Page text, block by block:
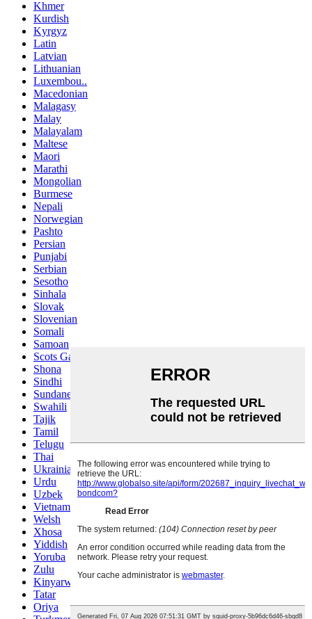
Khmer
Kurdish
Kyrgyz
Latin
Latvian
Lithuanian
Luxembou..
Macedonian
Malagasy
Malay
Malayalam
Maltese
Maori
Marathi
Mongolian
Burmese
Nepali
Norwegian
Pashto
Persian
Punjabi
Serbian
Sesotho
Sinhala
Slovak
Slovenian
Somali
Samoan
Scots Gaelic
Shona
Sindhi
Sundanese
Swahili
Tajik
Tamil
Telugu
Thai
Ukrainian
Urdu
Uzbek
Vietnamese
Welsh
Xhosa
Yiddish
Yoruba
Zulu
Kinyarwanda
Tatar
Oriya